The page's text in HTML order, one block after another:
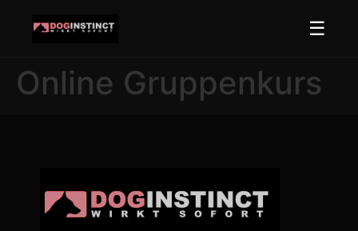
☰
Online Gruppenkurs